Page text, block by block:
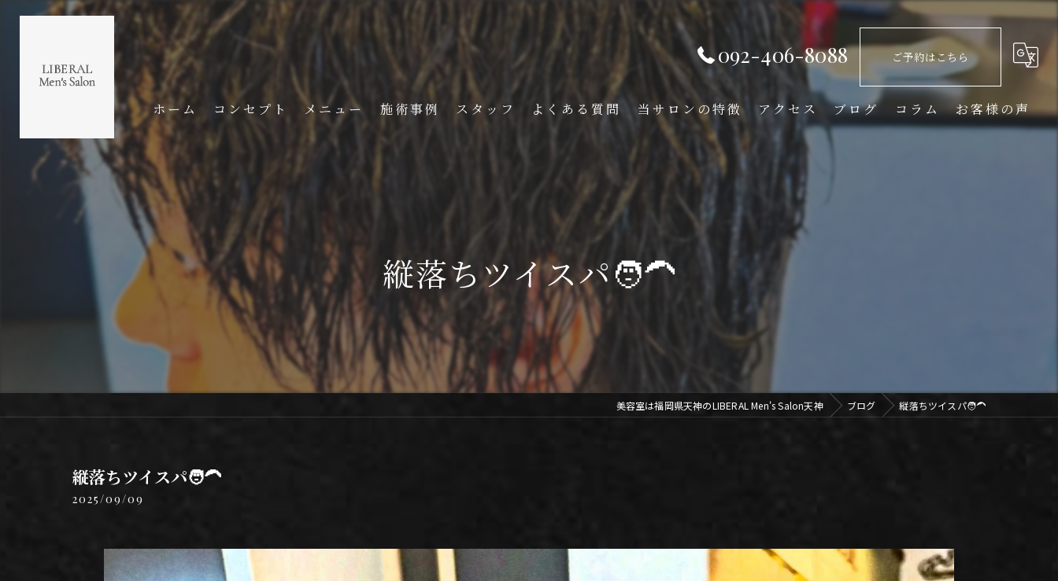
092-406-8088 ご予約はこちら
ホーム コンセプト メニュー 施術事例 スタッフ よくある質問 当サロンの特徴
イメチェン
アクセス ブログ コラム お客様の声
縦落ちツイスパ🧑‍🦱
美容室は福岡県天神のLIBERAL Men's Salon天神 ブログ 縦落ちツイスパ🧑‍🦱
縦落ちツイスパ🧑‍🦱
2025/09/09